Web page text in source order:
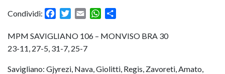
Condividi: FacebookTwitter
Email WhatsApp
MPM SAVIGLIANO 106 – MONVISO BRA 30
23-11, 27-5, 31-7, 25-7
Savigliano: Gjyrezi, Nava, Giolitti, Regis, Zavoreti, Amato,